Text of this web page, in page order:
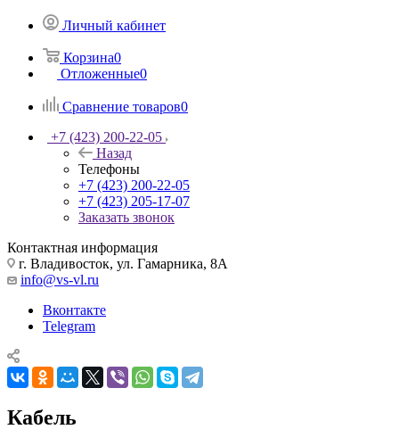
Личный кабинет
Корзина0
Отложенные0
Сравнение товаров0
+7 (423) 200-22-05
Назад
Телефоны
+7 (423) 200-22-05
+7 (423) 205-17-07
Заказать звонок
Контактная информация
г. Владивосток, ул. Гамарника, 8А
info@vs-vl.ru
Вконтакте
Telegram
Кабель